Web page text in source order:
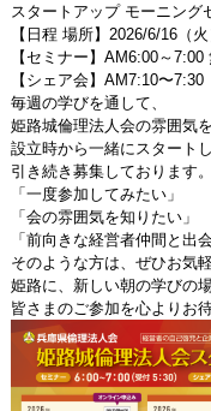
スタートアップ モーニング
【日程 場所】2026/6/16（
【セミナー】AM6:00～7:00
【シェア会】AM7:10〜7:30
毎週の学びを通して、
姫路城倫理法人会の雰囲気
設立時から一緒にスタート
引き続き募集しております。
「一度参加してみたい」
「会の雰囲気を知りたい」
「前向きな経営者仲間と出
そのような方は、ぜひお気
姫路に、新しい朝の学びの
皆さまのご参加を心よりお